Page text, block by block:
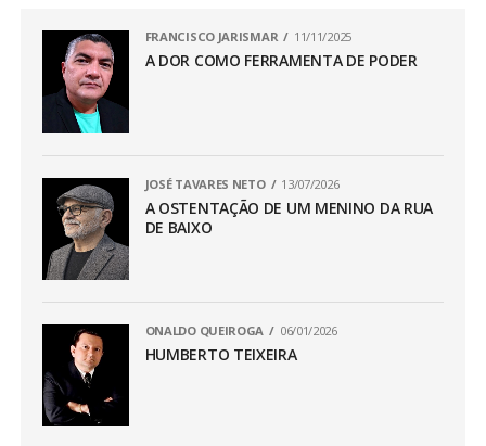
FRANCISCO JARISMAR 11/11/2025
A DOR COMO FERRAMENTA DE PODER
JOSÉ TAVARES NETO 13/07/2026
A OSTENTAÇÃO DE UM MENINO DA RUA
DE BAIXO
ONALDO QUEIROGA 06/01/2026
HUMBERTO TEIXEIRA